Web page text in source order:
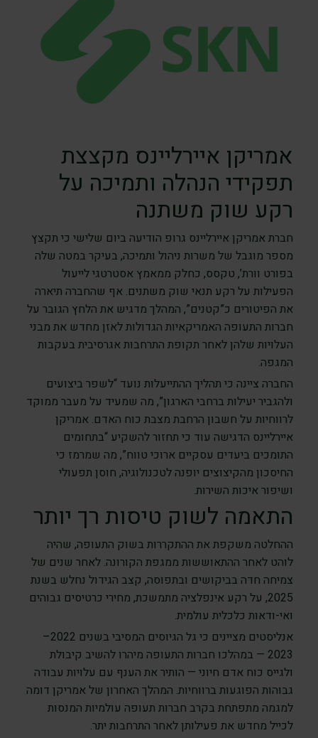
אמריקן איירליינס מקצצת
תפקידי הנהלה ותמיכה על
רקע שוק משתנה
חברת אמריקן איירליינס גרופ הודיעה ביום שלישי כי תקצץ
מספר מוגבל של משרות ניהול ותמיכה, בעיקר במטה שלה
בפורט וורת’, טקסס, כחלק ממאמץ אסטרטגי לייעול
הפעילות על רקע תנאי שוק משתנים. אף שהחברה תיארה
את הפיטורים כ”קטנים”, המהלך מדגיש את הלחץ הגובר על
חברות התעופה האמריקאיות הגדולות לאזן מחדש את מבני
העלויות שלהן לאחר תקופת התרחבות אגרסיבית בעקבות
המגפה.
החברה ציינה כי תהליך ההתייעלות נועד “לשפר ביצועים
ולהגביר יעילות ברחבי הארגון”, מה שמעיד על מעבר ממוקד
לרווחיות על חשבון הרחבת מצבת כוח האדם. אמריקן
איירליינס הדגישה עוד כי תחזור להשקיע “בתחומים
התומכים ביעדים עסקיים ארוכי טווח”, מה שמרמז כי
החיסכון מהקיצוצים יופנה לטכנולוגיה, חוסן תפעולי
ושיפור איכות השירות.
התאמה לשוק טיסות רך יותר
ההחלטה משקפת את ההתקררות בשוק התעופה, שהיה
לוהט לאחר ההתאוששות ממגפת הקורונה. לאחר שנים של
צמיחה חדה בביקושים ובתפוסה, קצב הגידול נחלש בשנת
2025, על רקע אינפלציה מתמשכת, מחירי כרטיסים גבוהים
ואי-ודאות כלכלית עולמית.
אנליסטים מציינים כי גל הגיוסים המסיבי בשנים 2022–
2023 — במהלכו חברות התעופה מיהרו להשיב קיבולת
ולגייס כוח אדם חיוני — הותיר את הענף עם עלויות עבודה
גבוהות הפוגעות ברווחיות. המהלך האחרון של אמריקן דומה
למגמה מתפתחת בקרב חברות תעופה עולמיות המנסות
לכייל מחדש את פעילותן לאחר התרחבות יתר.